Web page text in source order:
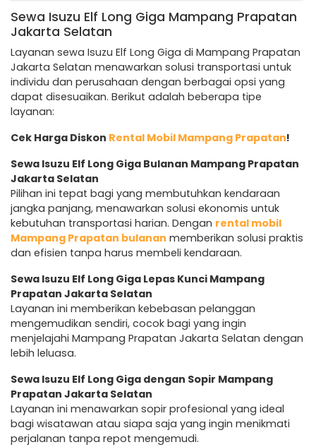
Sewa Isuzu Elf Long Giga Mampang Prapatan
Jakarta Selatan
Layanan sewa Isuzu Elf Long Giga di Mampang Prapatan
Jakarta Selatan menawarkan solusi transportasi untuk
individu dan perusahaan dengan berbagai opsi yang
dapat disesuaikan. Berikut adalah beberapa tipe
layanan:
Cek Harga Diskon Rental Mobil Mampang Prapatan!
Sewa Isuzu Elf Long Giga Bulanan Mampang Prapatan
Jakarta Selatan
Pilihan ini tepat bagi yang membutuhkan kendaraan
jangka panjang, menawarkan solusi ekonomis untuk
kebutuhan transportasi harian. Dengan rental mobil
Mampang Prapatan bulanan memberikan solusi praktis
dan efisien tanpa harus membeli kendaraan.
Sewa Isuzu Elf Long Giga Lepas Kunci Mampang
Prapatan Jakarta Selatan
Layanan ini memberikan kebebasan pelanggan
mengemudikan sendiri, cocok bagi yang ingin
menjelajahi Mampang Prapatan Jakarta Selatan dengan
lebih leluasa.
Sewa Isuzu Elf Long Giga dengan Sopir Mampang
Prapatan Jakarta Selatan
Layanan ini menawarkan sopir profesional yang ideal
bagi wisatawan atau siapa saja yang ingin menikmati
perjalanan tanpa repot mengemudi.